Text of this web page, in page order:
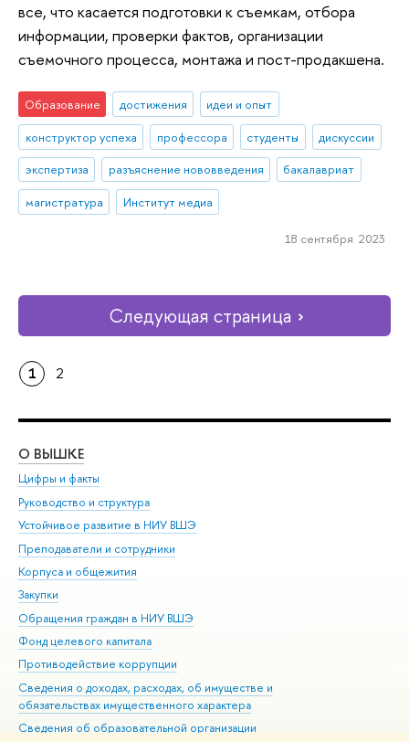
все, что касается подготовки к съемкам, отбора
информации, проверки фактов, организации
съемочного процесса, монтажа и пост-продакшена.
Образование достижения
идеи и опыт
конструктор успеха
профессора студенты
дискуссии
экспертиза
разъяснение нововведения
бакалавриат
магистратура
Институт медиа
18 сентября 2023
Следующая страница
1 2
О ВЫШКЕ
Цифры и факты
Руководство и структура
Устойчивое развитие в НИУ ВШЭ
Преподаватели и сотрудники
Корпуса и общежития
Закупки
Обращения граждан в НИУ ВШЭ
Фонд целевого капитала
Противодействие коррупции
Сведения о доходах, расходах, об имуществе и
обязательствах имущественного характера
Сведения об образовательной организации